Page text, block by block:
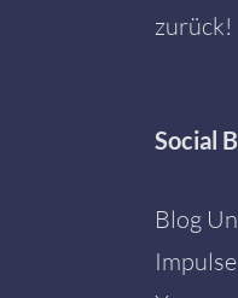
zurück!
Social
Blog
Impulse